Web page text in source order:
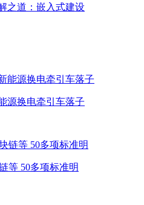
之道：嵌入式建设
源换电牵引车落子
等 50多项标准明